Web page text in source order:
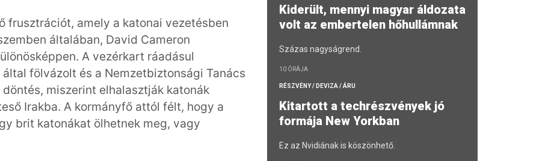
frusztrációt, amely a katonai vezetésben
általában, David Cameron
A vezérkart ráadásul
fölvázolt és a Nemzetbiztonsági Tanács
miszerint elhalasztják katonák
Irakba. A kormányfő attól félt, hogy a
brit katonákat ölhetnek meg, vagy
Kiderült, mennyi magyar áldozata
volt az embertelen hőhullámnak
Százas nagyságrend.
10 ÓRÁJA
RÉSZVÉNY / DEVIZA / ÁRU
Kitartott a techrészvények jó
formája New Yorkban
Ez az Nvidiának is köszönhető.